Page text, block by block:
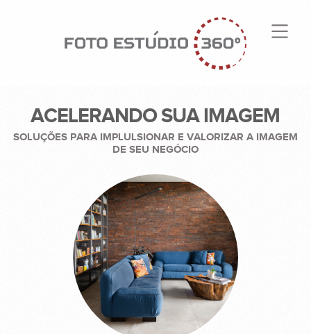
ACELERANDO SUA IMAGEM
SOLUÇÕES PARA IMPLULSIONAR E VALORIZAR A IMAGEM
DE SEU NEGÓCIO